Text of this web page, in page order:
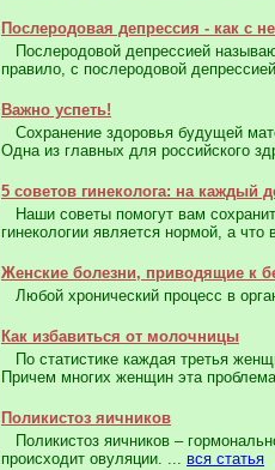
Послеродовая депрессия - как с
Послеродовой депрессией
правило, с послеродовой
Важно успеть!
Сохранение здоровья будущей
Одна из главных для российского
5 советов гинеколога: на каждый
Наши советы помогут вам
гинекологии является нормой, а
Женские болезни, приводящие к
Любой хронический процесс в
Как избавиться от молочницы
По статистике каждая третья
Причем многих женщин эта
Поликистоз яичников
Поликистоз яичников –
происходит овуляции. ... вся статья